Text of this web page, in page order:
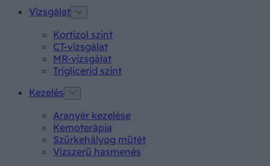
Vizsgálat
Kortizol szint
CT-vizsgálat
MR-vizsgálat
Triglicerid szint
Kezelés
Aranyér kezelése
Kemoterápia
Szürkehályog műtét
Vízszerű hasmenés